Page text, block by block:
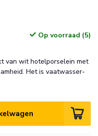
Op voorraad (5)
van wit hotelporselein met
Het is vaatwasser-